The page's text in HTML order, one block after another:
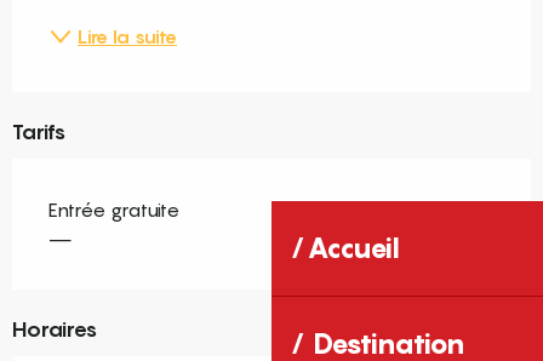
Accueil
Destination
Lire la suite
Tarifs
Entrée gratuite
—
Horaires